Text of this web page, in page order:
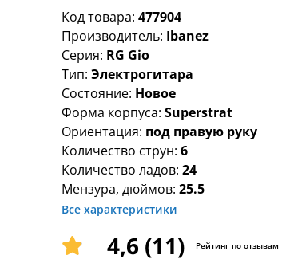
Код товара:477904
Производитель: Ibanez
Серия: RG Gio
Тип:Электрогитара
Состояние: Новое
Форма корпуса:Superstrat
Ориентация: под правую руку
Количество струн:6
Количество ладов:24
Мензура, дюймов:25.5
Все характеристики
4,6 (11) Рейтинг по отзывам